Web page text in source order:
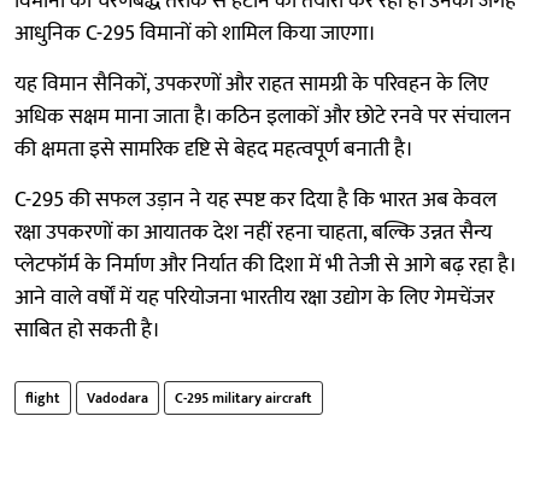
आधुनिक C-295 विमानों को शामिल किया जाएगा।
यह विमान सैनिकों, उपकरणों और राहत सामग्री के परिवहन के लिए
अधिक सक्षम माना जाता है। कठिन इलाकों और छोटे रनवे पर संचालन
की क्षमता इसे सामरिक दृष्टि से बेहद महत्वपूर्ण बनाती है।
C-295 की सफल उड़ान ने यह स्पष्ट कर दिया है कि भारत अब केवल
रक्षा उपकरणों का आयातक देश नहीं रहना चाहता, बल्कि उन्नत सैन्य
प्लेटफॉर्म के निर्माण और निर्यात की दिशा में भी तेजी से आगे बढ़ रहा है।
आने वाले वर्षों में यह परियोजना भारतीय रक्षा उद्योग के लिए गेमचेंजर
साबित हो सकती है।
flight Vadodara C-295 military aircraft